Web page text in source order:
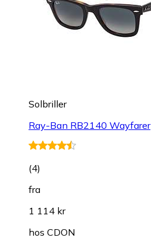
Solbriller
Ray-Ban RB2140 Wayfarer
(4)
fra
1 114 kr
hos CDON